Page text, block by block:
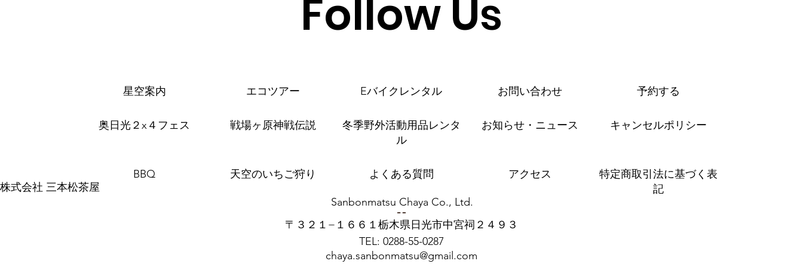
Follow Us
キャンセルポリシー
特定商取引法に基づく表
記
Eバイクレンタル お問い合わせ 予約する
奥日光２x４フェス
エコツアー
BBQ
お知らせ・ニュース
アクセス
星空案内
天空のいちご狩り
冬季野外活動用品レンタ
ル
戦場ヶ原神戦伝説
よくある質問
株式会社 三本松茶屋
Sanbonmatsu Chaya Co., Ltd.
〒３２１−１６６１栃木県日光市中宮祠２４９３
TEL: 0288-55-0287
chaya.sanbonmatsu@gmail.com